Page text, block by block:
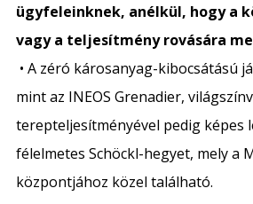
ügyfeleinknek, anélkül, hogy a
vagy a teljesítmény rovására
• A zéró károsanyag-kibocsátású
mint az INEOS Grenadier,
terepteljesítményével pedig képes
félelmetes Schöckl-hegyet, mely a
központjához közel található.